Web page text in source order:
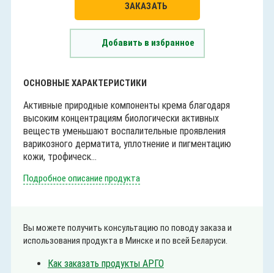
ЗАКАЗАТЬ
Добавить в избранное
ОСНОВНЫЕ ХАРАКТЕРИСТИКИ
Активные природные компоненты крема благодаря
высоким концентрациям биологически активных
веществ уменьшают воспалительные проявления
варикозного дерматита, уплотнение и пигментацию
кожи, трофическ...
Подробное описание продукта
Вы можете получить консультацию по поводу заказа и
использования продукта в Минске и по всей Беларуси.
Как заказать продукты АРГО